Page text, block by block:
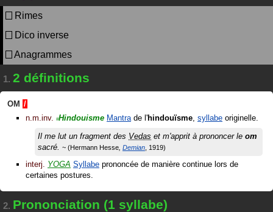
Rimes
Dico inverse
Anagrammes
1. 2 définitions
OM /
n.m.inv. #Hindouisme Mantrade l'hindouïsme, syllabe originelle.
Il me lut un fragment des Vedas et m'apprit à prononcer le om
sacré.
Hermann Hesse Demian 1919
interj. YOGA Syllabe prononcée de manière continue lors de
certaines postures.
2. Prononciation (1 syllabe)